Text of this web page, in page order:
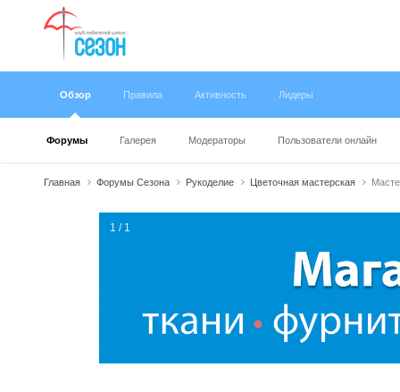
Обзор
Форумы Галерея Модераторы Пользователи онлайн
Правила Активность Лидеры
Главная Форумы Сезона Рукоделие Цветочная мастерская
1 / 1